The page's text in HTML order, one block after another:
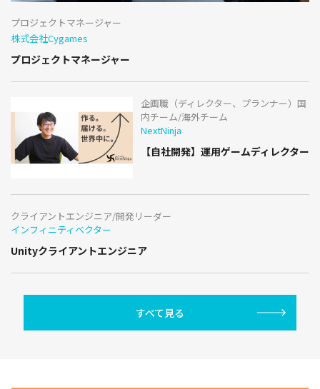
プロジェクトマネージャー
株式会社Cygames
プロジェクトマネージャー
企画職（ディレクター、プランナー）国
内チーム/海外チーム
NextNinja
【自社開発】運用ゲームディレクター
クライアントエンジニア/開発リーダー
インフィニティベクター
Unityクライアントエンジニア
すべて見る